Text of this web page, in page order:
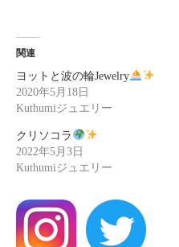
関連
ヨットと波の輪Jewelry
2020年5月18日
Kuthumiジュエリー
クリソコラ
2022年5月3日
Kuthumiジュエリー